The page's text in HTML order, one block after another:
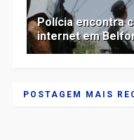
Polícia encontra
internet em
POSTAGEM MAIS